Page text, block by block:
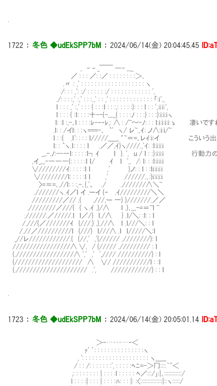
1722 ： 冬色 ◆udEkSPP7bM ： 2024/06/14(金) 20:04:45.45
, - ‐ _￣￣ ―- ,,,_
／ : : : ／: :／ : : : : : : : :＞､
.〃 : ,' : : : : : : : : : : : : : : : : : : : ヽ
/: : : ,': :/ : : : : : :/ : : : : : : : : : : : : ',
./: : : :,' :,' : : :.,' : : ,' : : : : : : : : : : : : : 「:i'.,
ｌ : : : ,' :,' : : : { : : :ｌ : : :,: : : : :}: : : ｌ : : ',:i:i:',
ｌ : : : { :ｌ: : : :十--{-,,,,_{ : : : :ﾉ : : :} : : :}:i:i:iヽ
ｌ: :ｌ :,-､ｌ : : : :ﾚ-‐‐ﾚ,: ∧ : /~～-ﾉ: : : ｌ:i:i:i:i:ゝ 凄いです
.ｌ: : /イｌ: : :ヽ===-､ `' ヽ/ レ~.,ｲ: ノ∧:i:i/~
ｌ : :{ .ｌ': : : : ｌ/////_＿_ ゛~＝=､レｲ:i:イ こういう出稼ぎ
ｌ: : `ヽ.ｌ: : : : ｌ .／／,ｲ}ヽ////.,'ｲ: :ｌ:i:i:i
_,,-.ﾉ:--―ｌ: : : : :ｌ┐ｲ ｌ }. ', u / ｌ : :}:i:i:i 行動力の塊か
,イ_,,,-―――{: : : : :ｌ ｌ/ ｲ ｌ ',. /: ｌ: : :ｌ:i:i:i
∨////////ｲ: : : : :ｌ ｌ ,' }ノ: : ｌ : :ｌi:i:i:i
∨////////ｌ: : : : :ｌ ｌ ,' //////.､:}i:i:i:i
〉=＝=､.//ｌ: : :,-､{,'、 ./ .///////∧＼~
.///////ヽ.ｲ／ｌ イ .ーイ {ｰ .ｲ/////////＼＼
/////////／// .{ .///,ー 一} }///////.／／
.////////／///{ { ヽ.ｲ .}/∧ ｌ .}､_,,-=＝~ｌ ~
.//////.／/////.ｌ ｌ／/} ｌ./∧ } .ｌ/＼: :ｌ: : ｌ
/.///{／///////ｲ {///.} .}.//∧ ｌ .ｌ///＼: : ｌ
/.//／//////////ｌ {///} ｌ///∧ .ｌ ｌ/////＼:ｌ
_//レ////////////.{ {//,' ,'{////// .////////}: ｌ
/////////////////∧ ∨, / {///// .///////// : ｌ
{./////////////////∧ ',' ,' ',//// //////////} : ｌ
{//////////////////// ∧ ∨/ ///////////ｌ : :ｌ
{.///////////////////// .', ////////////} : : ｌ
1723 ： 冬色 ◆udEkSPP7bM ： 2024/06/14(金) 20:05:01.14
＞‐…･･･…‐＜
ｧ' ´: : : : : : : : : : : : : : :ヽ
, ': : : : : : : : : : : : : : : : : : : : ヽ＿__
/ : : /: : : : : : :', : : : : :ﾍﾆ=-＞冂::::｀''＜
,: : : : : : : : | : : : :l : : : : : ﾍ／:::/｣:|､::::::::::::/
l : : : :| : : : | : : : :ﾊ: : : |: :〈:::::::::::::::|::ヽ:::::/